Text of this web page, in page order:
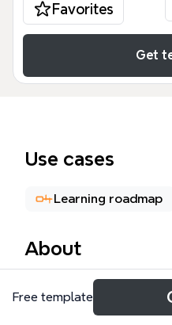
Favorites
Get
Use cases
Learning roadmap
About
心智圖練習簿是一份由
由片岡俊行於2007年設計
Free template